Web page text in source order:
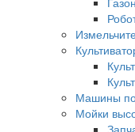
Машины
Мойки